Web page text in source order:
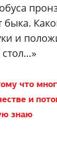
быка.
и
что
и
знаю